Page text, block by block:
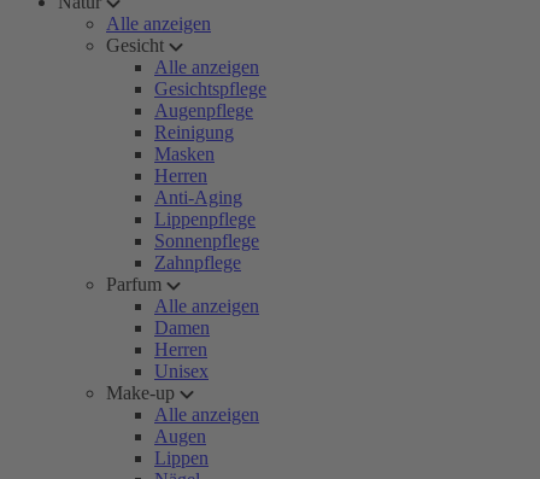
Alle anzeigen
Gesicht
Alle anzeigen
Gesichtspflege
Augenpflege
Reinigung
Masken
Herren
Anti-Aging
Lippenpflege
Sonnenpflege
Zahnpflege
Parfum
Alle anzeigen
Damen
Herren
Unisex
Make-up
Alle anzeigen
Augen
Lippen